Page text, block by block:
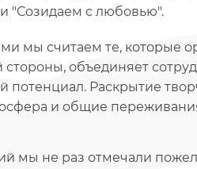
"Созидаем с любовью".
мы считаем те, которые
объединяет
Раскрытие
и общие переживания
мы не раз отмечали